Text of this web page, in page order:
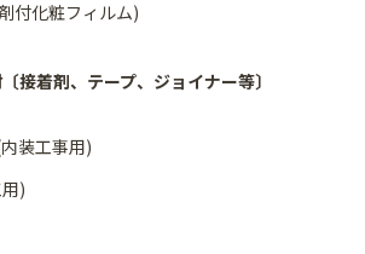
付化粧フィルム)
接着剤、テープ、ジョイナー等〕
装工事用)
)